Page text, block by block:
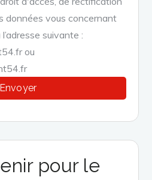
données vous concernant
suivante :
ou
pour le